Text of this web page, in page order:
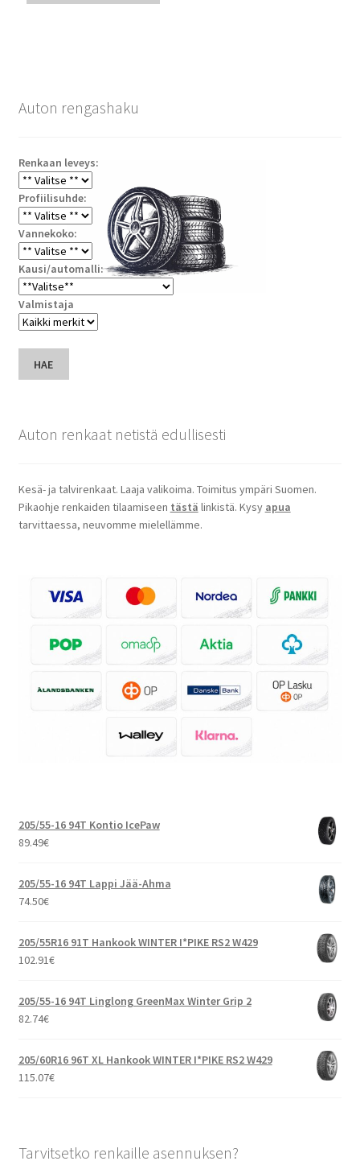
Auton rengashaku
Renkaan leveys:
Profiilisuhde:
Vannekoko:
Kausi/automalli:
Valmistaja
HAE
Auton renkaat netistä edullisesti
Kesä- ja talvirenkaat. Laaja valikoima. Toimitus ympäri Suomen.
Pikaohje renkaiden tilaamiseen tästä linkistä. Kysy apua
tarvittaessa, neuvomme mielellämme.
205/55-16 94T Kontio IcePaw
89.49€
205/55-16 94T Lappi Jää-Ahma
74.50€
205/55R16 91T Hankook WINTER I*PIKE RS2 W429
102.91€
205/55-16 94T Linglong GreenMax Winter Grip 2
82.74€
205/60R16 96T XL Hankook WINTER I*PIKE RS2 W429
115.07€
Tarvitsetko renkaille asennuksen?